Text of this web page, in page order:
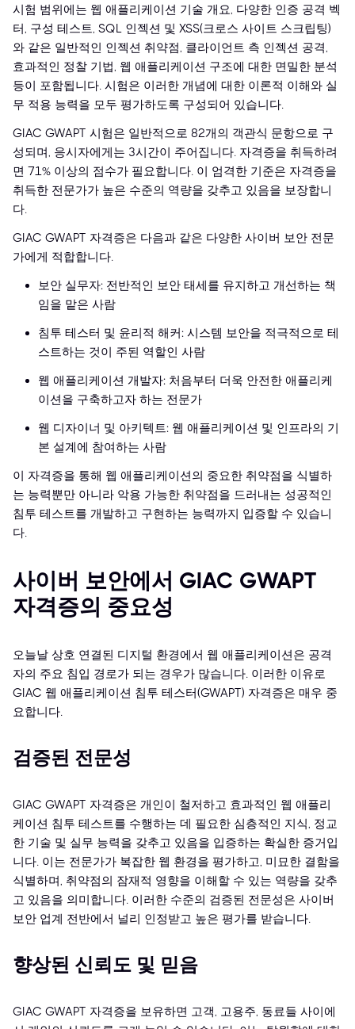
시험 범위에는 웹 애플리케이션 기술 개요, 다양한 인증 공격 벡
터, 구성 테스트, SQL 인젝션 및 XSS(크로스 사이트 스크립팅)
와 같은 일반적인 인젝션 취약점, 클라이언트 측 인젝션 공격,
효과적인 정찰 기법, 웹 애플리케이션 구조에 대한 면밀한 분석
등이 포함됩니다. 시험은 이러한 개념에 대한 이론적 이해와 실
무 적용 능력을 모두 평가하도록 구성되어 있습니다.
GIAC GWAPT 시험은 일반적으로 82개의 객관식 문항으로 구
성되며, 응시자에게는 3시간이 주어집니다. 자격증을 취득하려
면 71% 이상의 점수가 필요합니다. 이 엄격한 기준은 자격증을
취득한 전문가가 높은 수준의 역량을 갖추고 있음을 보장합니
다.
GIAC GWAPT 자격증은 다음과 같은 다양한 사이버 보안 전문
가에게 적합합니다.
보안 실무자: 전반적인 보안 태세를 유지하고 개선하는 책
임을 맡은 사람
침투 테스터 및 윤리적 해커: 시스템 보안을 적극적으로 테
스트하는 것이 주된 역할인 사람
웹 애플리케이션 개발자: 처음부터 더욱 안전한 애플리케
이션을 구축하고자 하는 전문가
웹 디자이너 및 아키텍트: 웹 애플리케이션 및 인프라의 기
본 설계에 참여하는 사람
이 자격증을 통해 웹 애플리케이션의 중요한 취약점을 식별하
는 능력뿐만 아니라 악용 가능한 취약점을 드러내는 성공적인
침투 테스트를 개발하고 구현하는 능력까지 입증할 수 있습니
다.
사이버 보안에서 GIAC GWAPT
자격증의 중요성
오늘날 상호 연결된 디지털 환경에서 웹 애플리케이션은 공격
자의 주요 침입 경로가 되는 경우가 많습니다. 이러한 이유로
GIAC 웹 애플리케이션 침투 테스터(GWAPT) 자격증은 매우 중
요합니다.
검증된 전문성
GIAC GWAPT 자격증은 개인이 철저하고 효과적인 웹 애플리
케이션 침투 테스트를 수행하는 데 필요한 심층적인 지식, 정교
한 기술 및 실무 능력을 갖추고 있음을 입증하는 확실한 증거입
니다. 이는 전문가가 복잡한 웹 환경을 평가하고, 미묘한 결함을
식별하며, 취약점의 잠재적 영향을 이해할 수 있는 역량을 갖추
고 있음을 의미합니다. 이러한 수준의 검증된 전문성은 사이버
보안 업계 전반에서 널리 인정받고 높은 평가를 받습니다.
향상된 신뢰도 및 믿음
GIAC GWAPT 자격증을 보유하면 고객, 고용주, 동료들 사이에